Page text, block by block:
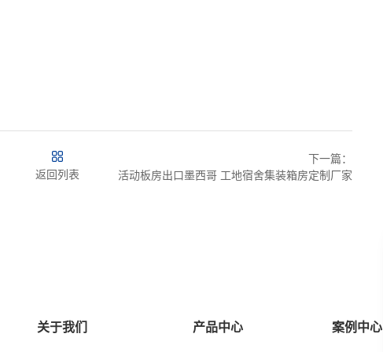
返回列表
下一篇：
活动板房出口墨西哥 工地宿舍集装箱房定制厂家
关于我们 产品中心 案例中心